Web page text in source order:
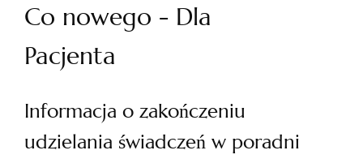
Co nowego - Dla
Pacjenta
Informacja o zakończeniu
udzielania świadczeń w poradni